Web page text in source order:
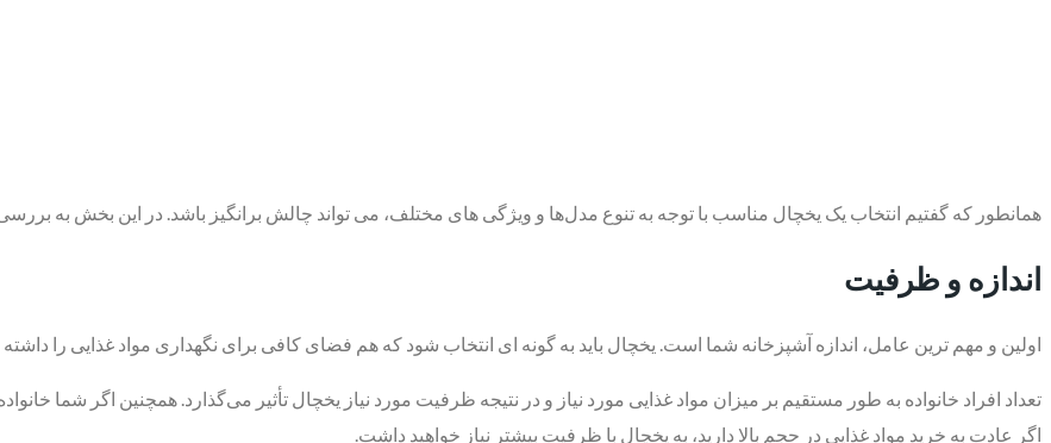
همانطور که گفتیم انتخاب یک یخچال مناسب با توجه به تنوع مدل‌ها و ویژگی ‌های مختلف، می‌ تواند چالش ‌برانگیز باشد. در این بخش به
اندازه و ظرفیت
اولین و مهم‌ ترین عامل، اندازه آشپزخانه شما است. یخچال باید به گونه ‌ای انتخاب شود که هم فضای کافی برای نگهداری مواد غذایی را
تعداد افراد خانواده به طور مستقیم بر میزان مواد غذایی مورد نیاز و در نتیجه ظرفیت مورد نیاز یخچال تأثیر می‌گذارد. همچنین اگر شما
اگر عادت به خرید مواد غذایی در حجم بالا دارید، به یخچال با ظرفیت بیشتر نیاز خواهید داشت.